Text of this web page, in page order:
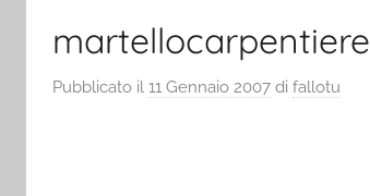
martellocarpentiere
Pubblicato il 11 Gennaio 2007 di fallotu